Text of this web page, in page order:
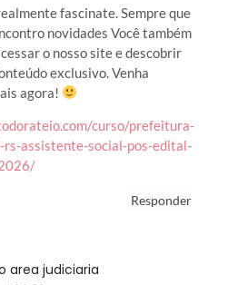
fascinate. Sempre que
novidades Você também
o nosso site e descobrir
exclusivo. Venha
agora!
curso/prefeitura-
assistente-social-pos-edital-
Responder
area judiciaria